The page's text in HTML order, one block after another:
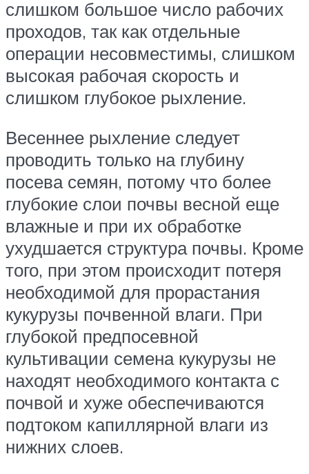
слишком большое число рабочих
проходов, так как отдельные
операции несовместимы, слишком
высокая рабочая скорость и
слишком глубокое рыхление.
Весеннее рыхление следует
проводить только на глубину
посева семян, потому что более
глубокие слои почвы весной еще
влажные и при их обработке
ухудшается структура почвы. Кроме
того, при этом происходит потеря
необходимой для прорастания
кукурузы почвенной влаги. При
глубокой предпосевной
культивации семена кукурузы не
находят необходимого контакта с
почвой и хуже обеспечиваются
подтоком капиллярной влаги из
нижних слоев.